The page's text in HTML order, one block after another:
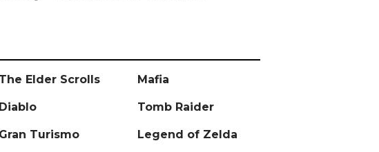
The Elder Scrolls Mafia
Diablo Tomb Raider
Gran Turismo Legend of Zelda